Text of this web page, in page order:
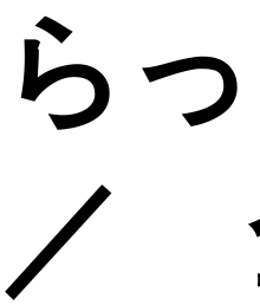
らっ
／